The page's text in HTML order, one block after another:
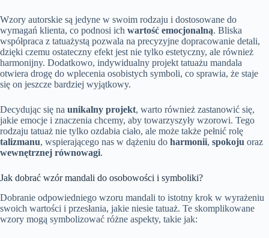
Wzory autorskie są jedyne w swoim rodzaju i dostosowane do
wymagań klienta, co podnosi ich wartość emocjonalną. Bliska
współpraca z tatuażystą pozwala na precyzyjne dopracowanie detali,
dzięki czemu ostateczny efekt jest nie tylko estetyczny, ale również
harmonijny. Dodatkowo, indywidualny projekt tatuażu mandala
otwiera drogę do wplecenia osobistych symboli, co sprawia, że staje
się on jeszcze bardziej wyjątkowy.
Decydując się na unikalny projekt, warto również zastanowić się,
jakie emocje i znaczenia chcemy, aby towarzyszyły wzorowi. Tego
rodzaju tatuaż nie tylko ozdabia ciało, ale może także pełnić rolę
talizmanu, wspierającego nas w dążeniu do harmonii, spokoju oraz
wewnętrznej równowagi.
Jak dobrać wzór mandali do osobowości i symboliki?
Dobranie odpowiedniego wzoru mandali to istotny krok w wyrażeniu
swoich wartości i przesłania, jakie niesie tatuaż. Te skomplikowane
wzory mogą symbolizować różne aspekty, takie jak: